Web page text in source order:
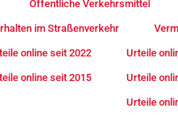
Öffentliche Verkehrsmittel
im Straßenverkehr
online seit 2022 Urteile
online seit 2015 Urteile
Urteile